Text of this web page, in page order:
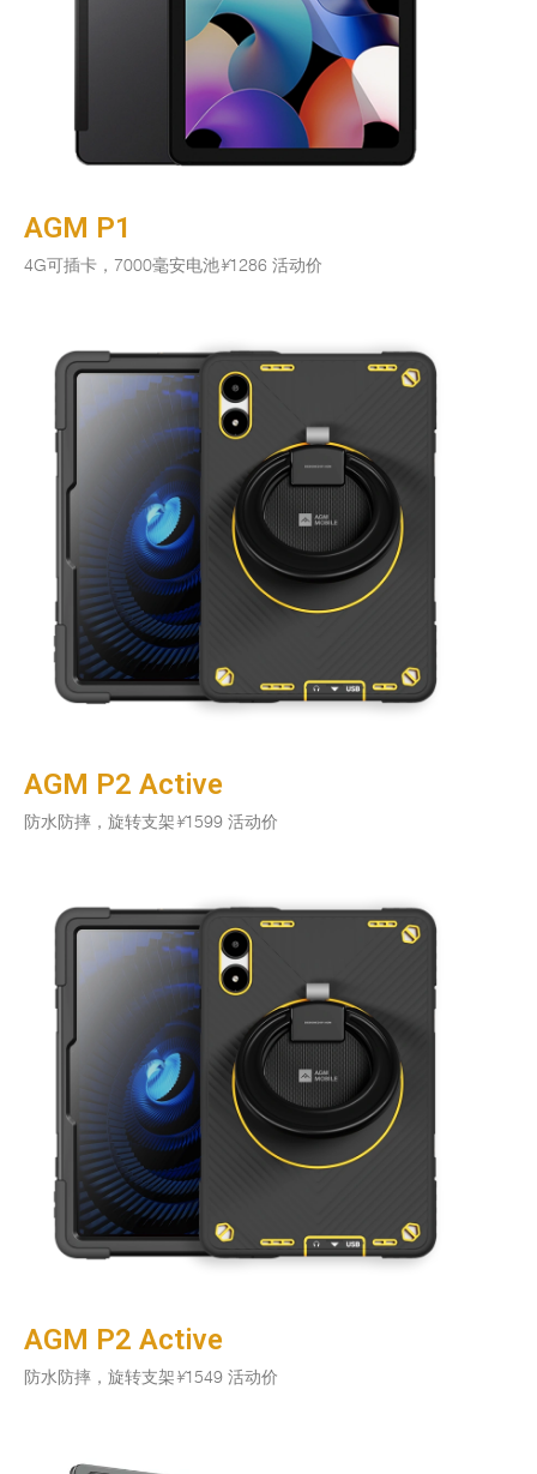
AGM P1
4G可插卡，7000毫安电池¥1286 活动价
AGM P2 Active
防水防摔，旋转支架¥1599 活动价
AGM P2 Active
防水防摔，旋转支架¥1549 活动价